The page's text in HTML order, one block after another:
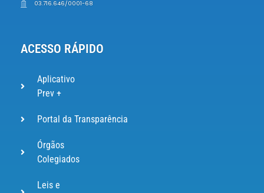
03.716.646/0001-68
ACESSO RÁPIDO
Aplicativo
Prev +
Portal da Transparência
Órgãos
Colegiados
Leis e